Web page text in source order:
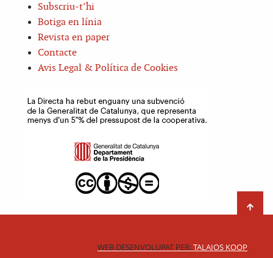
Subscriu-t’hi
Botiga en línia
Revista en paper
Contacte
Avis Legal & Política de Cookies
WEB DESENVOLUPAT PER:TALAIOS KOOP